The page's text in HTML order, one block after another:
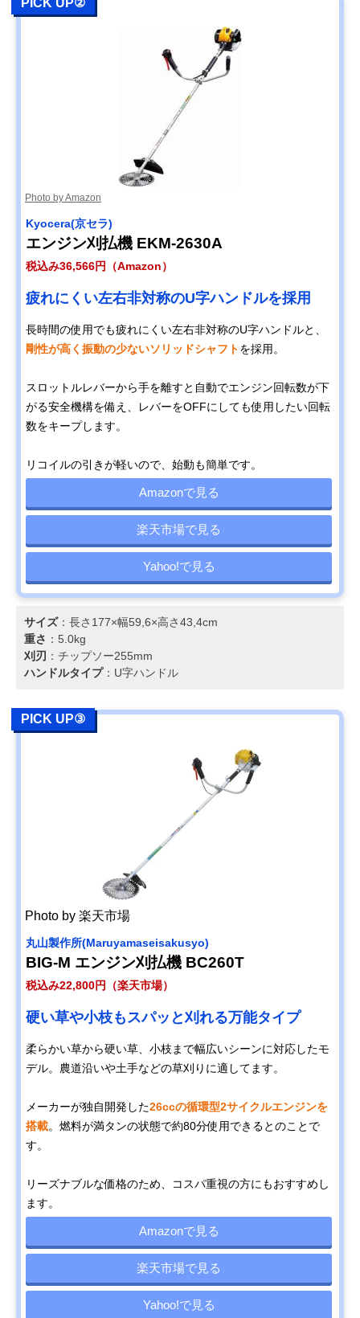
Photo by Amazon
Kyocera(京セラ)
エンジン刈払機 EKM-2630A
税込み36,566円（Amazon）
疲れにくい左右非対称のU字ハンドルを採用
長時間の使用でも疲れにくい左右非対称のU字ハンドルと、
剛性が高く振動の少ないソリッドシャフトを採用。
スロットルレバーから手を離すと自動でエンジン回転数が下
がる安全機構を備え、レバーをOFFにしても使用したい回転
数をキープします。
リコイルの引きが軽いので、始動も簡単です。
Amazonで見る
楽天市場で見る
Yahoo!で見る
サイズ：長さ177×幅59,6×高さ43,4cm
重さ ：5.0kg
刈刃 ：チップソー255mm
ハンドルタイプ：U字ハンドル
PICK UP③
Photo by 楽天市場
丸山製作所(Maruyamaseisakusyo)
BIG-M エンジン刈払機 BC260T
税込み22,800円（楽天市場）
硬い草や小枝もスパッと刈れる万能タイプ
柔らかい草から硬い草、小枝まで幅広いシーンに対応したモ
デル。農道沿いや土手などの草刈りに適してます。
メーカーが独自開発した26ccの循環型2サイクルエンジンを
搭載。燃料が満タンの状態で約80分使用できるとのことで
す。
リーズナブルな価格のため、コスパ重視の方にもおすすめし
ます。
Amazonで見る
楽天市場で見る
Yahoo!で見る